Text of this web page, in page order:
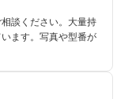
談ください。大量持
ます。写真や型番が